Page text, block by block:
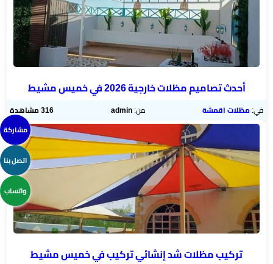
أحدث تصاميم مظلات خارجية 2026 في خميس مشيط
في:مظلات اقمشة من:admin 316 مشاهدة
تركيب مظلات شد إنشائي تركيب في خميس مشيط
مشاركة
اتصل بنا
واتساب